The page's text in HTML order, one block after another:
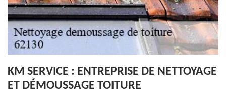
KM SERVICE : ENTREPRISE DE NETTOYAGE
ET DÉMOUSSAGE TOITURE